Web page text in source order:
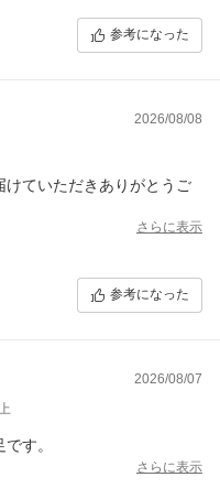
参考になった
2026/08/08
ていただきありがとうご
さらに表示
参考になった
2026/08/07
す。
さらに表示